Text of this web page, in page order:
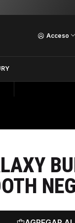
Acceso
Guardia Vieja